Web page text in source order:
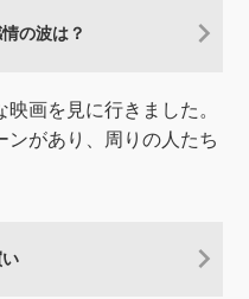
の波は？
画を見に行きました。
ンがあり、周りの人たち